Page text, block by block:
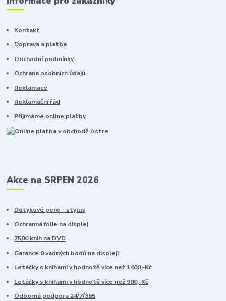
Kontakt
Doprava a platba
Obchodní podmínky
Ochrana osobních údajů
Reklamace
Reklamační řád
Přijímáme online platby
Akce na SRPEN 2026
Dotykové pero - stylus
Ochranná fólie na displej
7500 knih na DVD
Garance 0 vadných bodů na displeji
Letáčky s knihami v hodnotě více než 1400,-Kč
Letáčky s knihami v hodnotě více než 900,-Kč
Odborná podpora 24/7/365